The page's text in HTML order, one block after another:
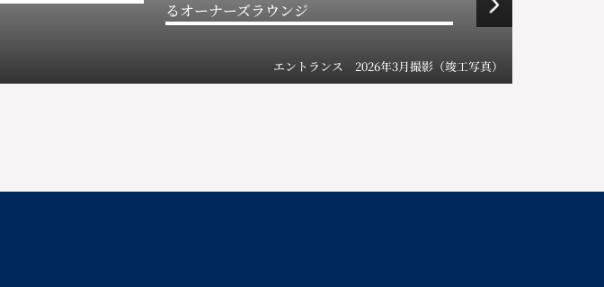
エントランス 2026年3月撮影（竣工写真）
るオーナーズラウンジ